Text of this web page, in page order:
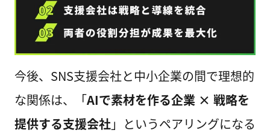
今後、SNS支援会社と中小企業の間で理想的
な関係は、「AIで素材を作る企業 × 戦略を
提供する支援会社」というペアリングになる